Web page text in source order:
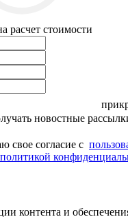
расчет стоимости
новостные
свое согласие с
политикой
контента и